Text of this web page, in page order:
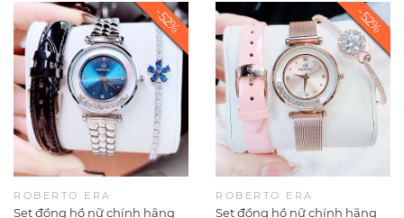
ROBERTO ERA
Set đồng hồ nữ chính hãng
ROBERTO ERA
Set đồng hồ nữ chính hãng